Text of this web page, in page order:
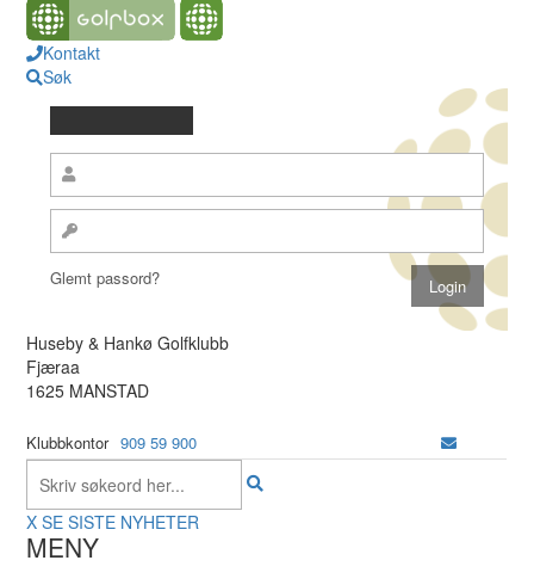
Kontakt
Søk
Glemt passord?
Huseby & Hankø Golfklubb
Fjæraa
1625 MANSTAD
Klubbkontor 909 59 900
X SE SISTE NYHETER
MENY